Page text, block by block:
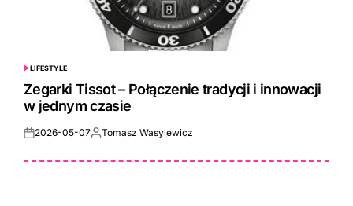
POSTED
IN
LIFESTYLE
Zegarki Tissot – Połączenie tradycji i innowacji
w jednym czasie
Posted
2026-05-07Posted
Tomasz Wasylewicz